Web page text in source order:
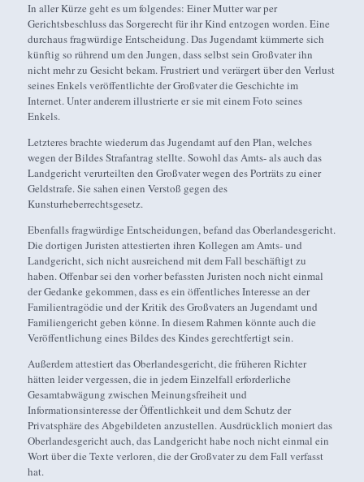
In aller Kürze geht es um folgendes: Einer Mutter war per
Gerichtsbeschluss das Sorgerecht für ihr Kind entzogen worden. Eine
durchaus fragwürdige Entscheidung. Das Jugendamt kümmerte sich
künftig so rührend um den Jungen, dass selbst sein Großvater ihn
nicht mehr zu Gesicht bekam. Frustriert und verärgert über den Verlust
seines Enkels veröffentlichte der Großvater die Geschichte im
Internet. Unter anderem illustrierte er sie mit einem Foto seines
Enkels.
Letzteres brachte wiederum das Jugendamt auf den Plan, welches
wegen der Bildes Strafantrag stellte. Sowohl das Amts- als auch das
Landgericht verurteilten den Großvater wegen des Porträts zu einer
Geldstrafe. Sie sahen einen Verstoß gegen des
Kunsturheberrechtsgesetz.
Ebenfalls fragwürdige Entscheidungen, befand das Oberlandesgericht.
Die dortigen Juristen attestierten ihren Kollegen am Amts- und
Landgericht, sich nicht ausreichend mit dem Fall beschäftigt zu
haben. Offenbar sei den vorher befassten Juristen noch nicht einmal
der Gedanke gekommen, dass es ein öffentliches Interesse an der
Familientragödie und der Kritik des Großvaters an Jugendamt und
Familiengericht geben könne. In diesem Rahmen könnte auch die
Veröffentlichung eines Bildes des Kindes gerechtfertigt sein.
Außerdem attestiert das Oberlandesgericht, die früheren Richter
hätten leider vergessen, die in jedem Einzelfall erforderliche
Gesamtabwägung zwischen Meinungsfreiheit und
Informationsinteresse der Öffentlichkeit und dem Schutz der
Privatsphäre des Abgebildeten anzustellen. Ausdrücklich moniert das
Oberlandesgericht auch, das Landgericht habe noch nicht einmal ein
Wort über die Texte verloren, die der Großvater zu dem Fall verfasst
hat.